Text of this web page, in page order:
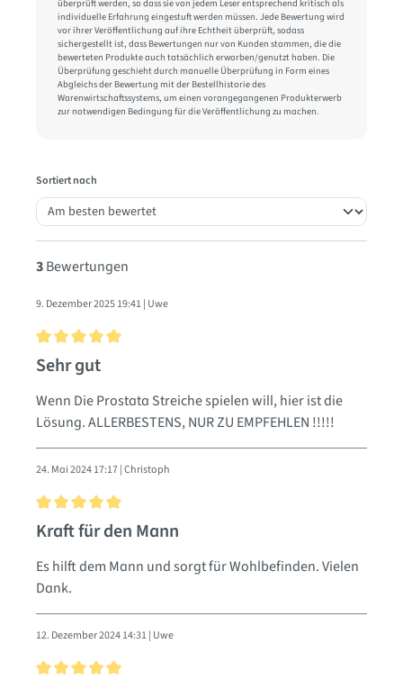
überprüft werden, so dass sie von jedem Leser entsprechend kritisch als
individuelle Erfahrung eingestuft werden müssen. Jede Bewertung wird
vor ihrer Veröffentlichung auf ihre Echtheit überprüft, sodass
sichergestellt ist, dass Bewertungen nur von Kunden stammen, die die
bewerteten Produkte auch tatsächlich erworben/genutzt haben. Die
Überprüfung geschieht durch manuelle Überprüfung in Form eines
Abgleichs der Bewertung mit der Bestellhistorie des
Warenwirtschaftssystems, um einen vorangegangenen Produkterwerb
zur notwendigen Bedingung für die Veröffentlichung zu machen.
Sortiert nach
3Bewertungen
9. Dezember 2025 19:41 | Uwe
Bewertung mit 5 von 5 Sternen
Sehr gut
Wenn Die Prostata Streiche spielen will, hier ist die
Lösung. ALLERBESTENS, NUR ZU EMPFEHLEN !!!!!
24. Mai 2024 17:17 | Christoph
Bewertung mit 5 von 5 Sternen
Kraft für den Mann
Es hilft dem Mann und sorgt für Wohlbefinden. Vielen
Dank.
12. Dezember 2024 14:31 | Uwe